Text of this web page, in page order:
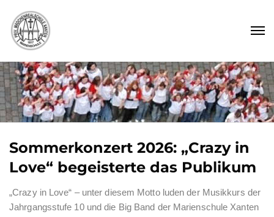
Sommerkonzert 2026: „Crazy in
Love“ begeisterte das Publikum
„Crazy in Love“ – unter diesem Motto luden der Musikkurs der
Jahrgangsstufe 10 und die Big Band der Marienschule Xanten